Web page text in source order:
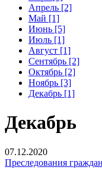
Апрель [2]
Май [1]
Июнь [5]
Июль [1]
Август [1]
Сентябрь [2]
Октябрь [2]
Ноябрь [3]
Декабрь [1]
Декабрь
07.12.2020
Преследования